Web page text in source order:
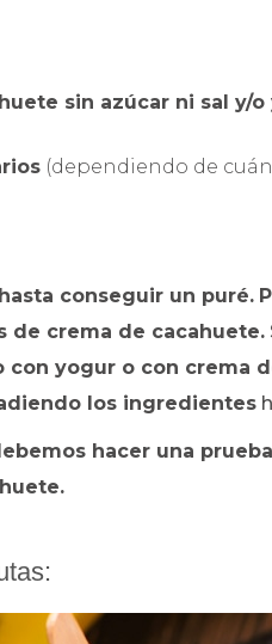
sin azúcar ni sal y/
(dependiendo de
conseguir un puré.
de crema de cacahuete.
con yogur o con crema
los ingredientes
hacer una